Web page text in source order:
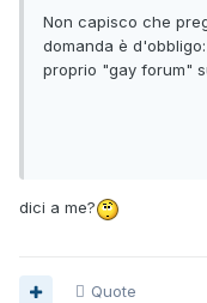
Non capisco che
domanda è
proprio "gay forum"
dici a me?
Quote